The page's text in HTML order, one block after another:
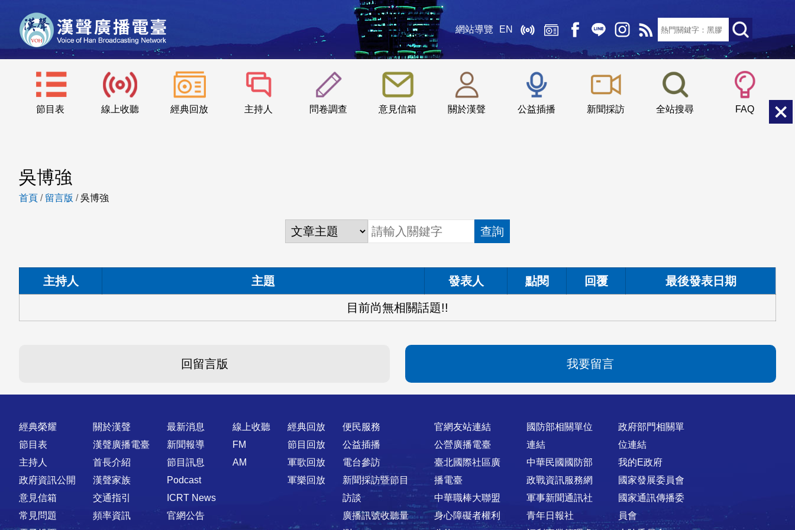
網站導覽 EN
節目表 線上收聽 經典回放 主持人 問卷調查 意見信箱 關於漢聲 公益插播 新聞採訪 全站搜尋 FAQ
::: 小 中
吳博強
首頁 / 留言版 /吳博強
查詢
主持人 主題 發表人 點閱 回覆 最後發表日期
目前尚無相關話題!!
回留言版 我要留言
快速連結
經典榮耀
節目表
主持人
政府資訊公開
意見信箱
常見問題
關於漢聲
漢聲廣播電臺
首長介紹
漢聲家族
交通指引
頻率資訊
最新消息
新聞報導
節目訊息
Podcast
ICRT News
官網公告
線上收聽
FM
AM
經典回放
節目回放
軍歌回放
軍樂回放
便民服務
公益插播
電台參訪
新聞採訪暨節目
訪談
廣播訊號收聽量
官網友站連結
公營廣播電臺
臺北國際社區廣
播電臺
中華職棒大聯盟
身心障礙者權利
國防部相關單位
連結
中華民國國防部
政戰資訊服務網
軍事新聞通訊社
青年日報社
政府部門相關單
位連結
我的E政府
國家發展委員會
國家通訊傳播委
員會